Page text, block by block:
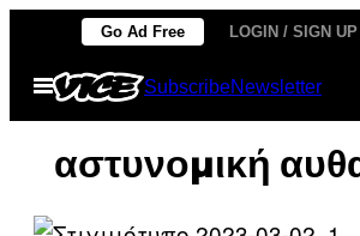
Μετάβαση
περιεχόμενο
Go Ad Free LOGIN / SIGN UP
Ανοίξτε
το
μενού
SubscribeNewsletter
αστυνομική